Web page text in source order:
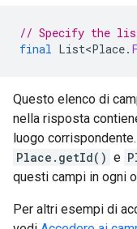
// Specify the
final List<Place.
Questo elenco di
nella risposta
luogo
Place.getId() e
questi campi in ogni
Per altri esempi di